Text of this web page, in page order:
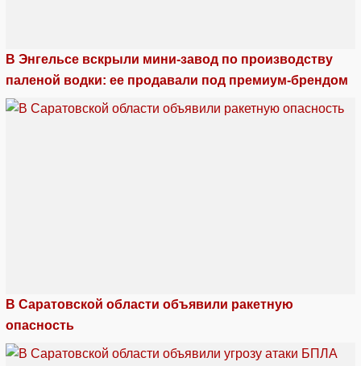
В Энгельсе вскрыли мини-завод по производству
паленой водки: ее продавали под премиум-брендом
В Саратовской области объявили ракетную
опасность